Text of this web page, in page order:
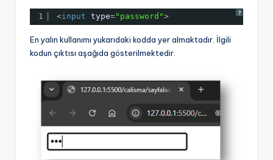
?
1 <input type="password">
En yalın kullanımı yukarıdaki kodda yer almaktadır. İlgili
kodun çıktısı aşağıda gösterilmektedir.